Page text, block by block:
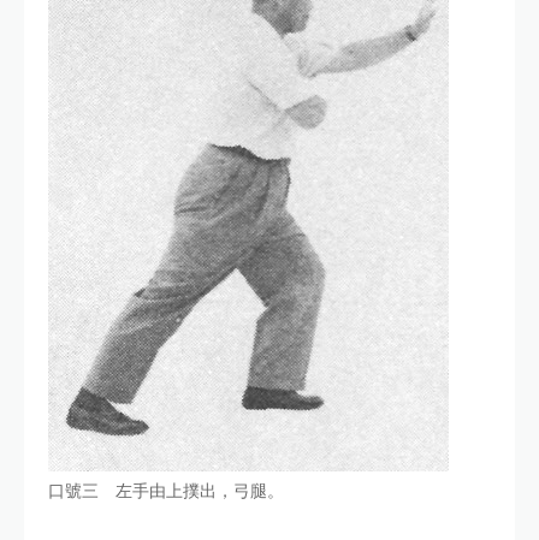
口號三 左手由上撲出，弓腿。